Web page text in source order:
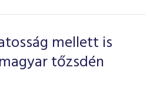
mellett is
tőzsdén